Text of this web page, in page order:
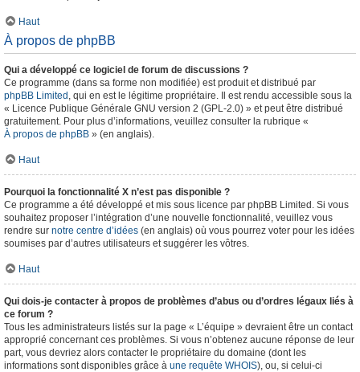
Haut
À propos de phpBB
Qui a développé ce logiciel de forum de discussions ?
Ce programme (dans sa forme non modifiée) est produit et distribué par
phpBB Limited , qui en est le légitime propriétaire. Il est rendu accessible sous la
« Licence Publique Générale GNU version 2 (GPL-2.0) » et peut être distribué
gratuitement. Pour plus d’informations, veuillez consulter la rubrique «
À propos de phpBB » (en anglais).
Haut
Pourquoi la fonctionnalité X n’est pas disponible ?
Ce programme a été développé et mis sous licence par phpBB Limited. Si vous
souhaitez proposer l’intégration d’une nouvelle fonctionnalité, veuillez vous
rendre sur notre centre d’idées (en anglais) où vous pourrez voter pour les idées
soumises par d’autres utilisateurs et suggérer les vôtres.
Haut
Qui dois-je contacter à propos de problèmes d’abus ou d’ordres légaux liés à
ce forum ?
Tous les administrateurs listés sur la page « L’équipe » devraient être un contact
approprié concernant ces problèmes. Si vous n’obtenez aucune réponse de leur
part, vous devriez alors contacter le propriétaire du domaine (dont les
informations sont disponibles grâce à une requête WHOIS), ou, si celui-ci